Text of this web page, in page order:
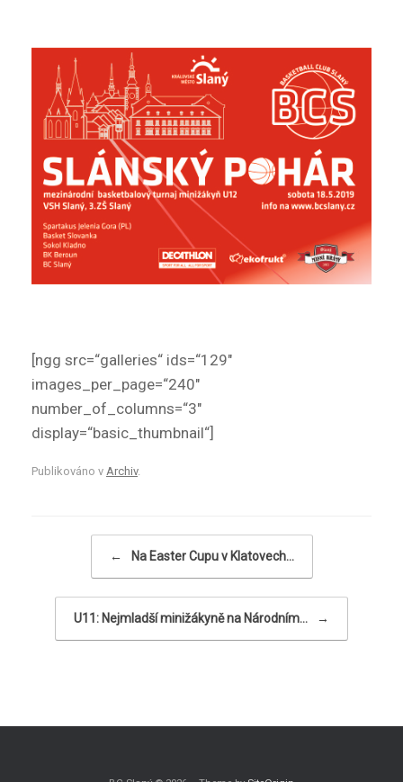
[ngg src=“galleries“ ids=“129″
images_per_page=“240″
number_of_columns=“3″
display=“basic_thumbnail“]
Publikováno v Archiv.
← Na Easter Cupu v Klatovech…
U11: Nejmladší minižákyně na Národním… →